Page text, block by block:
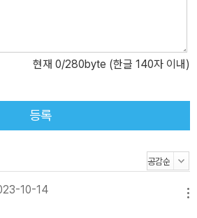
로운 현실 판단, 자유분방한 성적 취향 역
운 여성 캐릭터의 재미를 마음껏 보여준다.
권력이 약한 황제의 즉위로 인해 흔들리
에서 점차 강하게 변모해가는 황제 카르
와는 또 다른 스타일의 여성 성장담으로서
의존성단 시리즈’에 대해 정세랑 작가가 남
를 쓸 수 있는 까닭은 이야기 전개를 잘하
다. 더 근본적으로는 현실을 풍부하게 해
현재 0/280byte (한글 140자 이내)
등록
10-14